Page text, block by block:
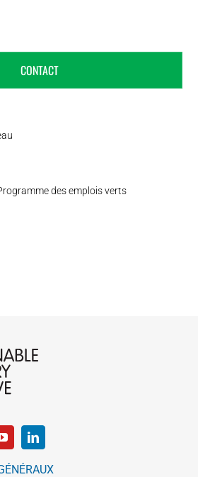
CONTACT
des emplois verts